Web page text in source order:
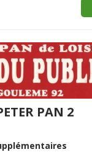
PAN 2